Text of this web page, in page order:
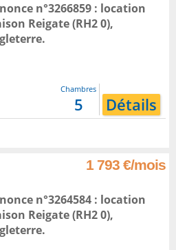
n°3266859 : location
Reigate(RH2 0),
.
Chambres
5 Détails
1 793 €/mois
n°3264584 : location
Reigate(RH2 0),
.